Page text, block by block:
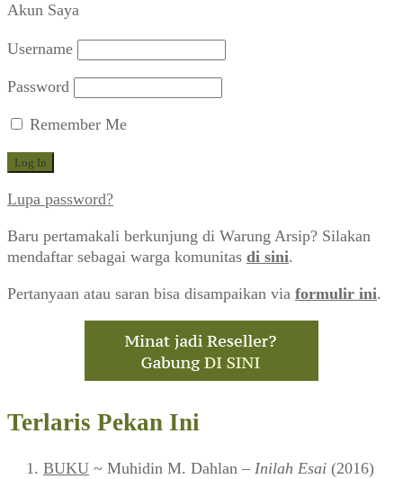
Akun Saya
Username
Password
Remember Me
Lupa password?
Baru pertamakali berkunjung di Warung Arsip? Silakan
mendaftar sebagai warga komunitas di sini.
Pertanyaan atau saran bisa disampaikan via formulir ini.
Terlaris Pekan Ini
BUKU ~ Muhidin M. Dahlan – Inilah Esai (2016)